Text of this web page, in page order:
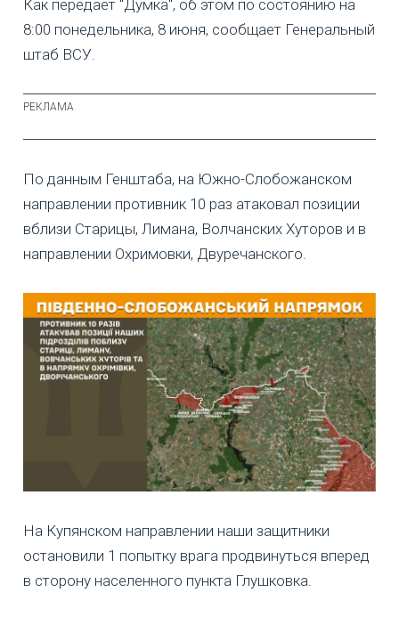
Как передает "Думка", об этом по состоянию на
8:00 понедельника, 8 июня, сообщает Генеральный
штаб ВСУ.
По данным Генштаба, на Южно-Слобожанском
направлении противник 10 раз атаковал позиции
вблизи Старицы, Лимана, Волчанских Хуторов и в
направлении Охримовки, Двуречанского.
На Купянском направлении наши защитники
остановили 1 попытку врага продвинуться вперед
в сторону населенного пункта Глушковка.